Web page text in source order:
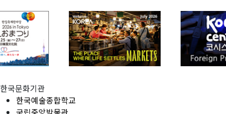
한국문화기관
한국예술종합학교